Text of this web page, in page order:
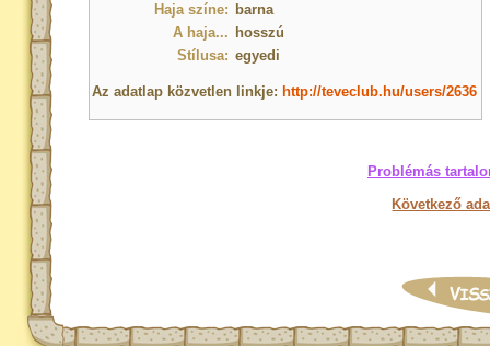
Haja színe: barna
A haja... hosszú
Stílusa: egyedi
Az adatlap közvetlen linkje: http://teveclub.hu/users/2636
Problémás
Következő